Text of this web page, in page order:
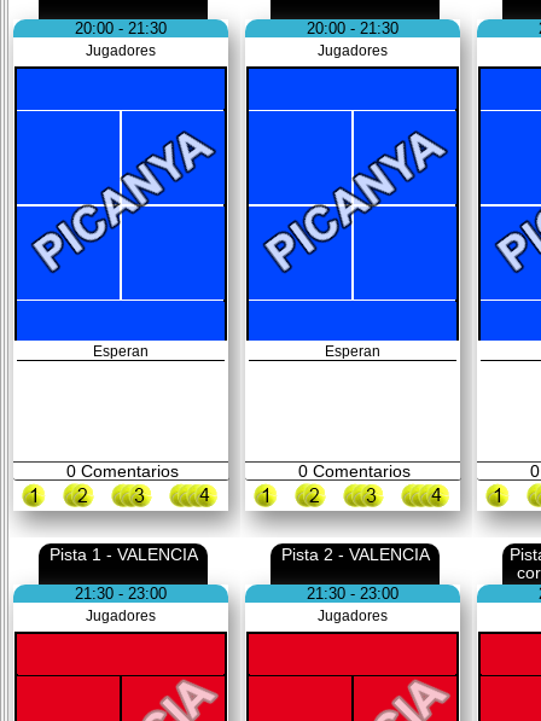
20:00 - 21:30
Jugadores
Esperan
0Comentarios
20:00 - 21:30
Jugadores
Esperan
0Comentarios 0
Pista 1 - VALENCIA
21:30 - 23:00
Jugadores
Pista 2 - VALENCIA
21:30 - 23:00
Jugadores